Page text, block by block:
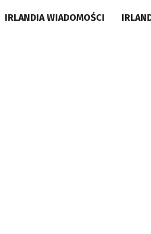
POLONIA
IRLANDIA WIADOMOŚCI